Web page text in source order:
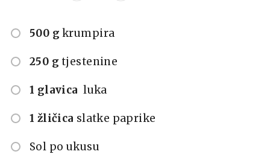
500 g krumpira
250 g tjestenine
1 glavica luka
1 žličica slatke paprike
Sol po ukusu